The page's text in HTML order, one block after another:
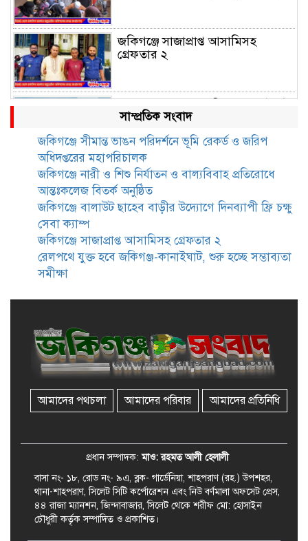
জকিগঞ্জে সাজাপ্রাপ্ত আসামিসহ
গ্রেফতার ২
শুরু হচ্ছে সম্ভাব্যতা সমীক্ষা
সাবেক এমপি হাফিজ আহমদ
মজুমদার কি আত্মগোপনে? ভাইরাল
ছবি ঘিরে আলোচনা!
ভাতা পেতে টাকা লাগে না, জকিগঞ্জে
সমাজসেবা কর্মকর্তার গুরুত্বপূর্ণ বার্তা
জকিগঞ্জে সুরমা নদীর বালুমহালে
মোবাইল কোর্ট পরিচালনা করলেন
ইউএনও: সরেজমিনে অভিযোগের
সত্যতা মেলেনি
একজন গ্রেপ্তার
সাম্প্রতিক সংবাদ
জকিগঞ্জে সীমান্ত ভাঙন পরিদর্শনে ভূমি রেকর্ড ও জরিপ
অধিদপ্তরের মহাপরিচালক
জকিগঞ্জে নারী ও শিশু নির্যাতন ও বাল্যবিবাহ প্রতিরোধে
আন্তঃকলেজ বিতর্ক অনুষ্ঠিত
জকিগঞ্জে বালাউট ছাহেব বাড়ীর উদ্যোগে দিনব্যাপী ফ্রি চক্ষু
সেবা ক্যাম্প
জকিগঞ্জে সাজাপ্রাপ্ত আসামিসহ গ্রেফতার ২
রেলপথে যুক্ত হবে জকিগঞ্জ-কানাইঘাট, শুরু হচ্ছে সম্ভাব্যতা
সমীক্ষা
আমাদের পথচলা আমাদের পরিবার আমাদের প্রতিনিধি
প্রধান সম্পাদক:মাও: রহমত আলী হেলালী
বাসা নং- ১৮, রোড নং- ৯এ, ব্লক- গার্ডেনিয়া, শাহপরাণ (রহ.) উপশহর,
থানা-শাহপরাণ, সিলেট সিটি কর্পোরেশন এবং নিউ বর্ণমালা অফসেট প্রেস,
৪৪ রাজা ম্যানশন, জিন্দাবাজার, সিলেট থেকে শরীফ মো: হোসাইন
চৌধুরী কর্তৃক সম্পাদিত ও প্রকাশিত।